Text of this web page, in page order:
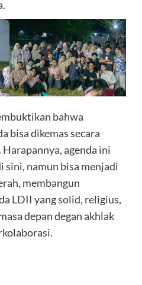
bahwa
bisa dikemas secara
agenda ini
namun bisa menjadi
membangun
LDII yang solid, religius,
depan degan akhlak